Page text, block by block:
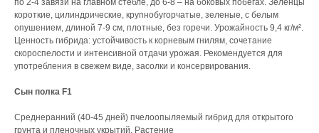
по 2-4 завязи на главном стебле, до 6-8 – на боковых побегах. Зеленцы
короткие, цилиндрические, крупнобугорчатые, зеленые, с белым
опушением, длиной 7-9 см, плотные, без горечи. Урожайность 9,4 кг/м².
Ценность гибрида: устойчивость к корневым гнилям, сочетание
скороспелости и интенсивной отдачи урожая. Рекомендуется для
употребления в свежем виде, засолки и консервирования.
Сын полка F1
Среднеранний (40-45 дней) пчелоопыляемый гибрид для открытого
грунта и пленочных укрытий. Растение